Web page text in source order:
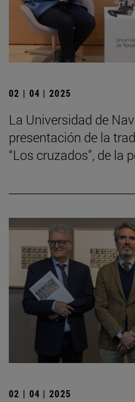
02 | 04 | 2025
La Universidad de
presentación de la
“Los cruzados”, de la
02 | 04 | 2025